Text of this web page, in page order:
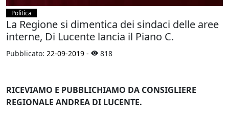
Politica
La Regione si dimentica dei sindaci delle aree
interne, Di Lucente lancia il Piano C.
Pubblicato: 22-09-2019 - 818
RICEVIAMO E PUBBLICHIAMO DA CONSIGLIERE
REGIONALE ANDREA DI LUCENTE.